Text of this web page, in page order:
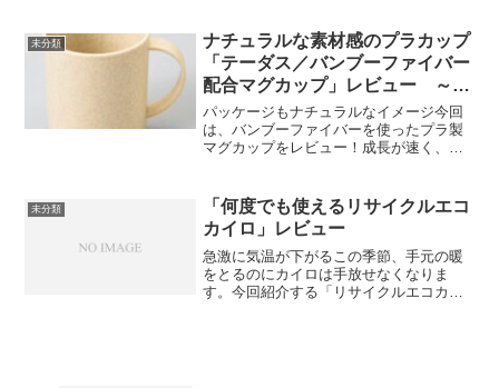
ドの中に付箋が収納されているので、思
いついたら忘れないうちに...
未分類
ナチュラルな素材感のプラカップ
「テーダス／バンブーファイバー
配合マグカップ」レビュー ～
SDGsノベルティ～
パッケージもナチュラルなイメージ今回
は、バンブーファイバーを使ったプラ製
マグカップをレビュー！成長が速く、土
ー」。パウダー状に固めて成形すること
でプラスチック使用量を削減で...
未分類
「何度でも使えるリサイクルエコ
カイロ」レビュー
急激に気温が下がるこの季節、手元の暖
をとるのにカイロは手放せなくなりま
す。今回紹介する「リサイクルエコカイ